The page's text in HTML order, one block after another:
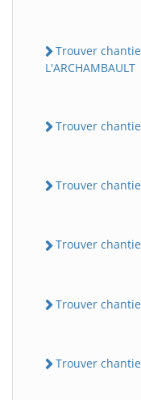
Trouver
L'ARCHAMBAULT
Trouver
Trouver
Trouver
Trouver
Trouver